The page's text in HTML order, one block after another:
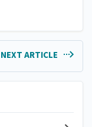
NEXT ARTICLE